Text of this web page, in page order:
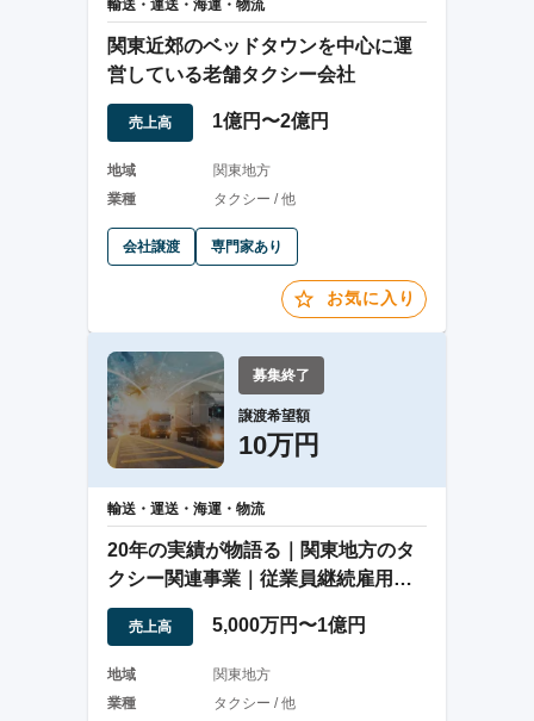
輸送・運送・海運・物流
関東近郊のベッドタウンを中心に運
営している老舗タクシー会社
売上高 1億円〜2億円
地域
関東地方
業種
タクシー / 他
会社譲渡 専門家あり
お気に入り
募集終了
譲渡希望額
10万円
輸送・運送・海運・物流
20年の実績が物語る｜関東地方のタ
クシー関連事業｜従業員継続雇用で
円滑な事業承継
売上高 5,000万円〜1億円
地域
関東地方
業種
タクシー / 他